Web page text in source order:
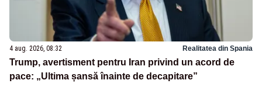
4 aug. 2026, 08:32 Realitatea din Spania
Trump, avertisment pentru Iran privind un acord de
pace: „Ultima șansă înainte de decapitare”